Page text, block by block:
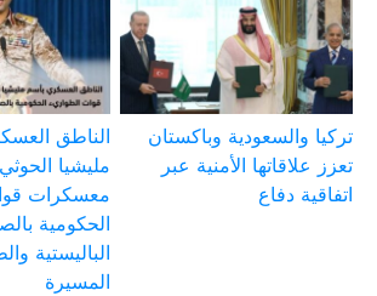
تركيا والسعودية وباكستان
تعزز علاقاتها الأمنية عبر
اتفاقية دفاع
الناطق
مليشيا
معسكرات
الحكومية
الباليستية
المسيرة